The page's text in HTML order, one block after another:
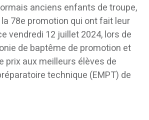
anciens enfants de troupe,
78e promotion qui ont fait leur
vendredi 12 juillet 2024, lors de
de baptême de promotion et
prix aux meilleurs élèves de
technique (EMPT) de